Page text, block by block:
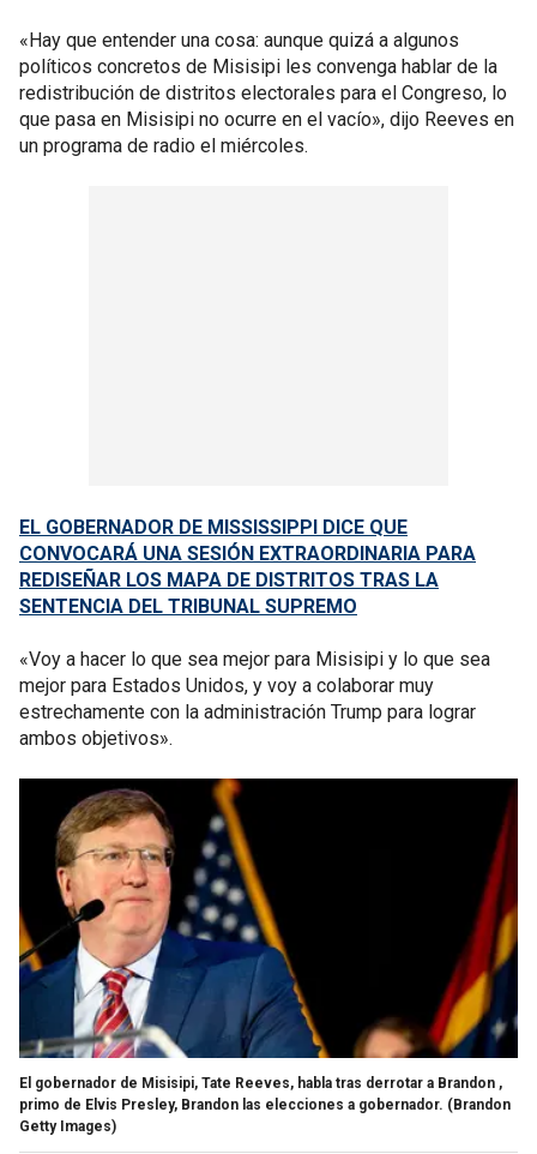
«Hay que entender una cosa: aunque quizá a algunos
políticos concretos de Misisipi les convenga hablar de la
redistribución de distritos electorales para el Congreso, lo
que pasa en Misisipi no ocurre en el vacío», dijo Reeves en
un programa de radio el miércoles.
EL GOBERNADOR DE MISSISSIPPI DICE QUE
CONVOCARÁ UNA SESIÓN EXTRAORDINARIA PARA
REDISEÑAR LOS MAPA DE DISTRITOS TRAS LA
SENTENCIA DEL TRIBUNAL SUPREMO
«Voy a hacer lo que sea mejor para Misisipi y lo que sea
mejor para Estados Unidos, y voy a colaborar muy
estrechamente con la administración Trump para lograr
ambos objetivos».
El gobernador de Misisipi, Tate Reeves, habla tras derrotar a Brandon ,
primo de Elvis Presley, Brandon las elecciones a gobernador. (Brandon
Getty Images)